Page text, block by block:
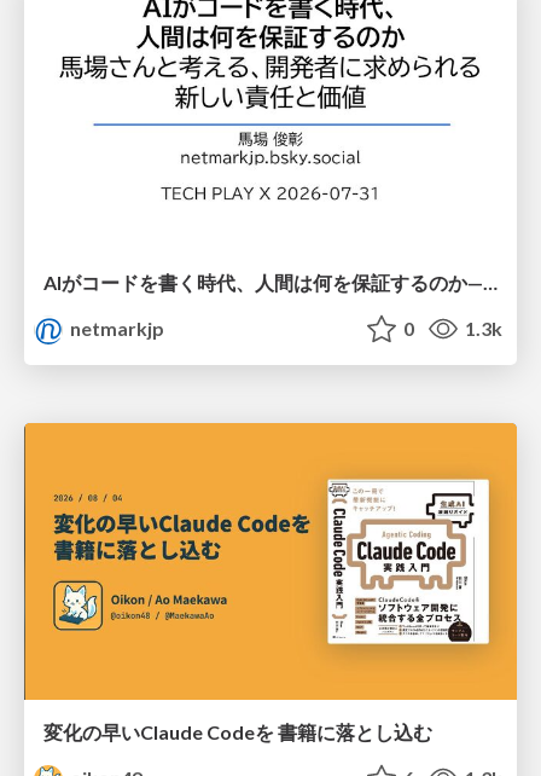
AIがコードを書く時代、人間は何を保証するのか———馬場さんと考える、開発者に求められる新しい責任と価値 - TECH PLAY
netmarkjp
0 1.3k
変化の早いClaude Codeを 書籍に落とし込む